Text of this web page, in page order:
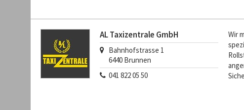
AL Taxizentrale GmbH
Bahnhofstrasse 1
6440 Brunnen
041 822 05 50
Wir